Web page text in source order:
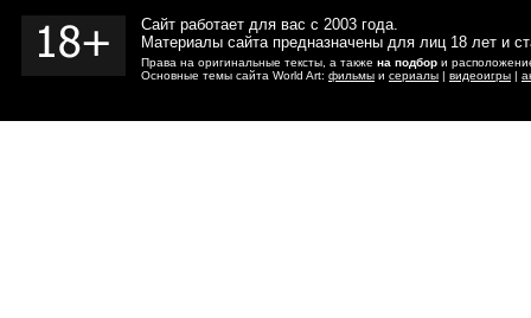
Сайт работает для вас с 2003 года.
Материалы сайта предназначены для лиц 18 лет и
Права на оригинальные тексты, а также на подбор и
Основные темы сайта World Art: фильмы и сериалы | видеоигры |